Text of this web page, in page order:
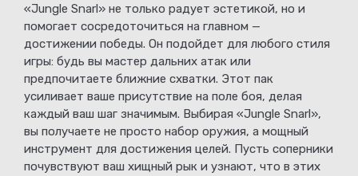
«Jungle Snarl» не только радует эстетикой, но и
помогает сосредоточиться на главном —
достижении победы. Он подойдет для любого стиля
игры: будь вы мастер дальних атак или
предпочитаете ближние схватки. Этот пак
усиливает ваше присутствие на поле боя, делая
каждый ваш шаг значимым. Выбирая «Jungle Snarl»,
вы получаете не просто набор оружия, а мощный
инструмент для достижения целей. Пусть соперники
почувствуют ваш хищный рык и узнают, что в этих